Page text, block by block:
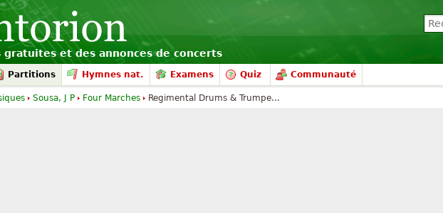
et des annonces de concerts
Partitions Hymnes nat. Examens Quiz Communauté
Sousa, J P Four Marches Regimental Drums & Trumpe...